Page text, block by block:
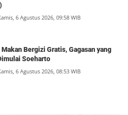
6 Agustus 2026, 09:58 WIB
Bergizi Gratis, Gagasan yang
Soeharto
6 Agustus 2026, 08:53 WIB